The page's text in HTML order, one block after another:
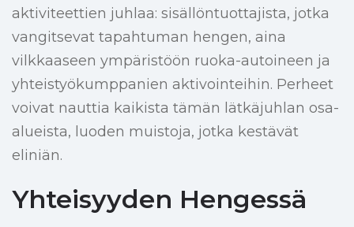
aktiviteettien juhlaa: sisällöntuottajista, jotka
vangitsevat tapahtuman hengen, aina
vilkkaaseen ympäristöön ruoka-autoineen ja
yhteistyökumppanien aktivointeihin. Perheet
voivat nauttia kaikista tämän lätkäjuhlan osa-
alueista, luoden muistoja, jotka kestävät
eliniän.
Yhteisyyden Hengessä